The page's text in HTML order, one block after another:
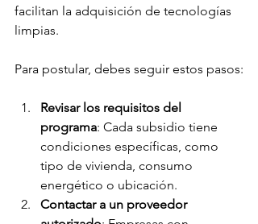
facilitan la adquisición de tecnologías
limpias.
Para postular, debes seguir estos pasos:
Revisar los requisitos del
programa: Cada subsidio tiene
condiciones específicas, como
tipo de vivienda, consumo
energético o ubicación.
Contactar a un proveedor